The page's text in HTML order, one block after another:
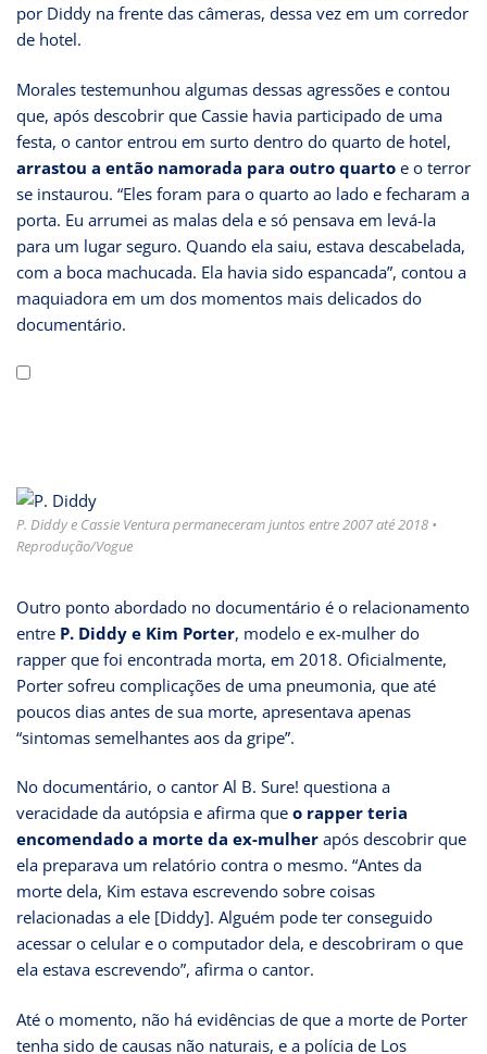
por Diddy na frente das câmeras, dessa vez em um corredor
de hotel.
Morales testemunhou algumas dessas agressões e contou
que, após descobrir que Cassie havia participado de uma
festa, o cantor entrou em surto dentro do quarto de hotel,
arrastou a então namorada para outro quarto e o terror
se instaurou. “Eles foram para o quarto ao lado e fecharam a
porta. Eu arrumei as malas dela e só pensava em levá-la
para um lugar seguro. Quando ela saiu, estava descabelada,
com a boca machucada. Ela havia sido espancada”, contou a
maquiadora em um dos momentos mais delicados do
documentário.
P. Diddy e Cassie Ventura permaneceram juntos entre 2007 até 2018 •
Reprodução/Vogue
Outro ponto abordado no documentário é o relacionamento
entre P. Diddy e Kim Porter, modelo e ex-mulher do
rapper que foi encontrada morta, em 2018. Oficialmente,
Porter sofreu complicações de uma pneumonia, que até
poucos dias antes de sua morte, apresentava apenas
“sintomas semelhantes aos da gripe”.
No documentário, o cantor Al B. Sure! questiona a
veracidade da autópsia e afirma que o rapper teria
encomendado a morte da ex-mulher após descobrir que
ela preparava um relatório contra o mesmo. “Antes da
morte dela, Kim estava escrevendo sobre coisas
relacionadas a ele [Diddy]. Alguém pode ter conseguido
acessar o celular e o computador dela, e descobriram o que
ela estava escrevendo”, afirma o cantor.
Até o momento, não há evidências de que a morte de Porter
tenha sido de causas não naturais, e a polícia de Los